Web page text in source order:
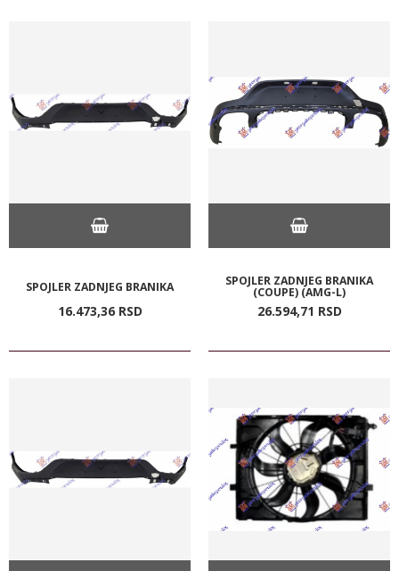
SPOJLER ZADNJEG BRANIKA
16.473,36 RSD
SPOJLER ZADNJEG BRANIKA
(COUPE) (AMG-L)
26.594,71 RSD